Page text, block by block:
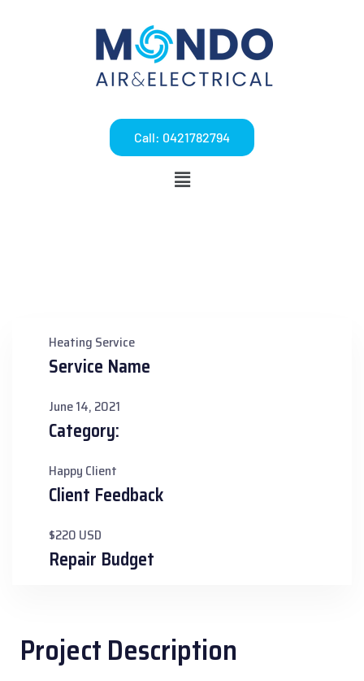
Call: 0421782794
Heating Service
Service Name
June 14, 2021
Category:
Happy Client
Client Feedback
$220 USD
Repair Budget
Project Description